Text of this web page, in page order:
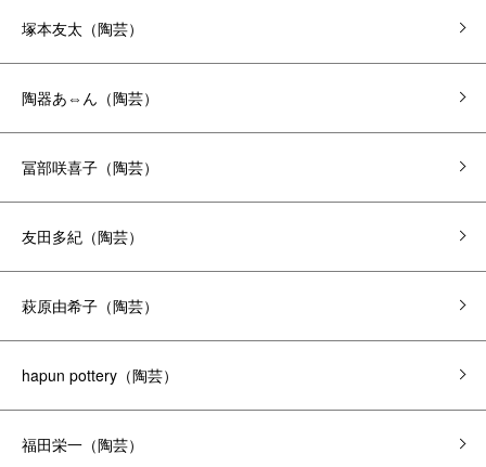
塚本友太（陶芸）
陶器あ⇔ん（陶芸）
冨部咲喜子（陶芸）
友田多紀（陶芸）
萩原由希子（陶芸）
hapun pottery（陶芸）
福田栄一（陶芸）